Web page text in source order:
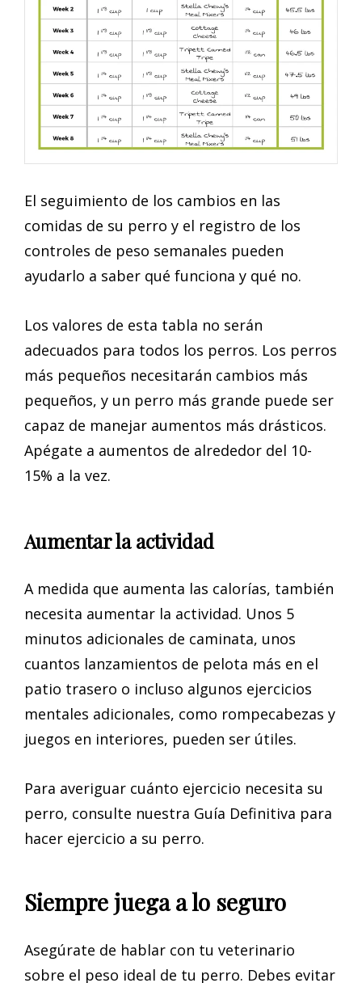
El seguimiento de los cambios en las
comidas de su perro y el registro de los
controles de peso semanales pueden
ayudarlo a saber qué funciona y qué no.
Los valores de esta tabla no serán
adecuados para todos los perros. Los perros
más pequeños necesitarán cambios más
pequeños, y un perro más grande puede ser
capaz de manejar aumentos más drásticos.
Apégate a aumentos de alrededor del 10-
15% a la vez.
Aumentar la actividad
A medida que aumenta las calorías, también
necesita aumentar la actividad. Unos 5
minutos adicionales de caminata, unos
cuantos lanzamientos de pelota más en el
patio trasero o incluso algunos ejercicios
mentales adicionales, como rompecabezas y
juegos en interiores, pueden ser útiles.
Para averiguar cuánto ejercicio necesita su
perro, consulte nuestra Guía Definitiva para
hacer ejercicio a su perro.
Siempre juega a lo seguro
Asegúrate de hablar con tu veterinario
sobre el peso ideal de tu perro. Debes evitar